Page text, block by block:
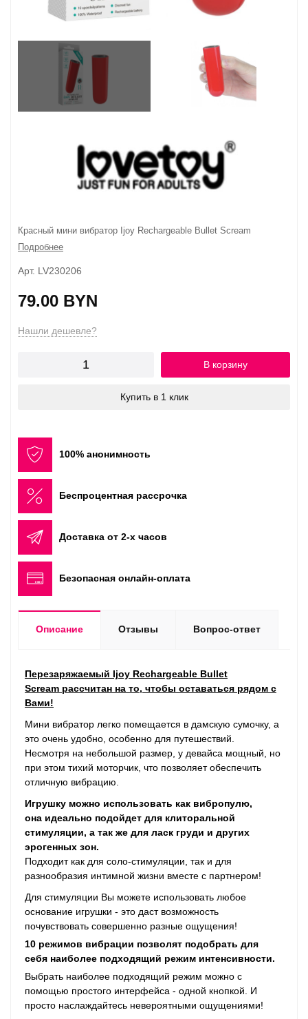
Красный мини вибратор Ijoy Rechargeable Bullet Scream
Подробнее
Арт. LV230206
79.00 BYN
Нашли дешевле?
В корзину
Купить в 1 клик
100% анонимность
Беспроцентная рассрочка
Доставка от 2-х часов
Безопасная онлайн-оплата
Описание Отзывы Вопрос-ответ
Перезаряжаемый Ijoy Rechargeable Bullet
Scream рассчитан на то, чтобы оставаться рядом с
Вами!
Мини вибратор легко помещается в дамскую сумочку, а
это очень удобно, особенно для путешествий.
Несмотря на небольшой размер, у девайса мощный, но
при этом тихий моторчик, что позволяет обеспечить
отличную вибрацию.
Игрушку можно использовать как вибропулю,
она идеально подойдет для клиторальной
стимуляции, а так же для ласк груди и других
эрогенных зон.
Подходит как для соло-стимуляции, так и для
разнообразия интимной жизни вместе с партнером!
Для стимуляции Вы можете использовать любое
основание игрушки - это даст возможность
почувствовать совершенно разные ощущения!
10 режимов вибрации позволят подобрать для
себя наиболее подходящий режим интенсивности.
Выбрать наиболее подходящий режим можно с
помощью простого интерфейса - одной кнопкой. И
просто наслаждайтесь невероятными ощущениями!